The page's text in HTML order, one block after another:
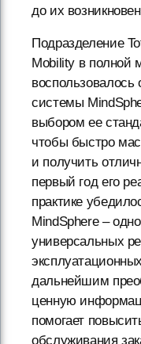
до их
Подразделение
Mobility в полной
воспользовалось
системы
выбором ее
чтобы быстро
и получить
первый год его
практике
MindSphere –
универсальных
дальнейшим
ценную
помогает
обслуживания